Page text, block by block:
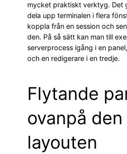
mycket praktiskt verktyg. Det
dela upp terminalen i flera
koppla från en session och
den. På så sätt kan man till
serverprocess igång i en
och en redigerare i en tredje.
Flytande
ovanpå
layouten